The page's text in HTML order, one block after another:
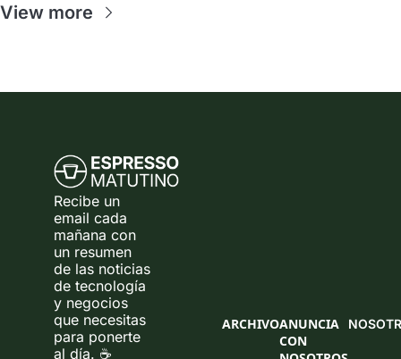
View more
Recibe un
email cada
mañana con
un resumen
de las noticias
de tecnología
y negocios
que necesitas
para ponerte
al día. ☕
ARCHIVOANUNCIA
CON